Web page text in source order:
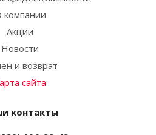
компании
Акции
Новости
и возврат
сайта
контакты